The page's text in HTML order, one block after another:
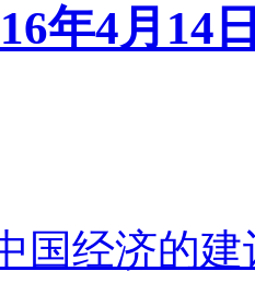
年4月14
国经济的